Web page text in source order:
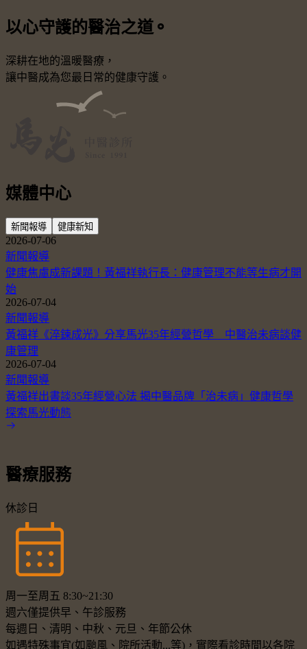
以心守護的醫治之道 ⚬
深耕在地的溫暖醫療，
讓中醫成為您最日常的健康守護。
媒體中心
新聞報導 健康新知
2026-07-06
新聞報導
健康焦慮成新課題！黃福祥執行長：健康管理不能等生病才開
始
2026-07-04
新聞報導
黃福祥《淬鍊成光》分享馬光35年經營哲學 中醫治未病談健
康管理
2026-07-04
新聞報導
黃福祥出書談35年經營心法 揭中醫品牌「治未病」健康哲學
探索馬光動態
醫療服務
休診日
周一至周五 8:30~21:30
週六僅提供早、午診服務
每週日、清明、中秋、元旦、年節公休
如遇特殊事宜(如颱風、院所活動...等)，實際看診時間以各院